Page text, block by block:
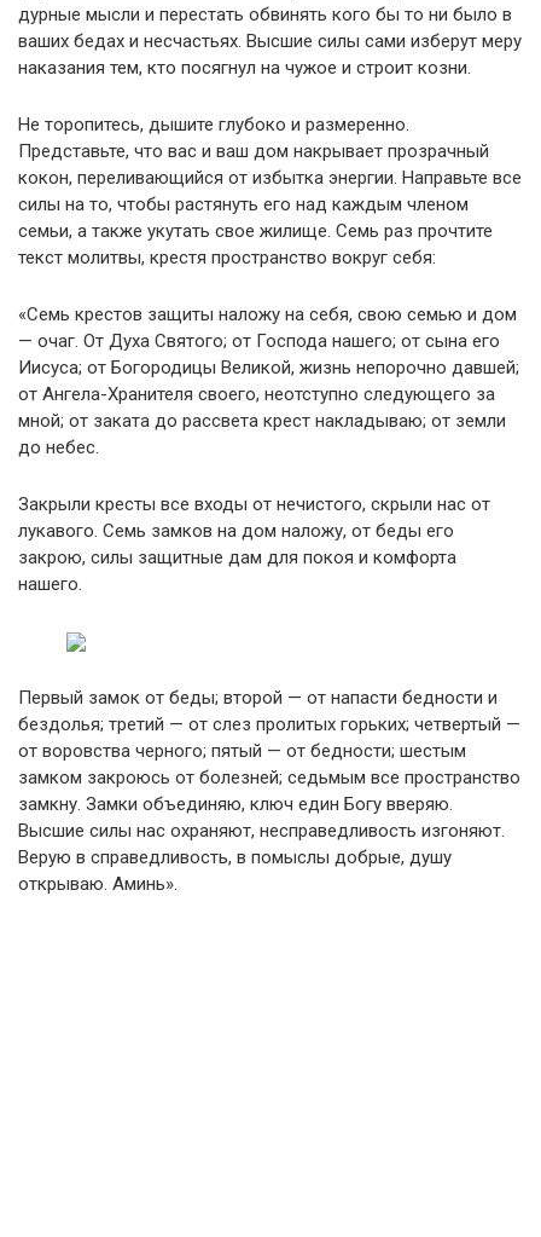
дурные мысли и перестать обвинять кого бы то ни было в
ваших бедах и несчастьях. Высшие силы сами изберут меру
наказания тем, кто посягнул на чужое и строит козни.
Не торопитесь, дышите глубоко и размеренно.
Представьте, что вас и ваш дом накрывает прозрачный
кокон, переливающийся от избытка энергии. Направьте все
силы на то, чтобы растянуть его над каждым членом
семьи, а также укутать свое жилище. Семь раз прочтите
текст молитвы, крестя пространство вокруг себя:
«Семь крестов защиты наложу на себя, свою семью и дом
— очаг. От Духа Святого; от Господа нашего; от сына его
Иисуса; от Богородицы Великой, жизнь непорочно давшей;
от Ангела-Хранителя своего, неотступно следующего за
мной; от заката до рассвета крест накладываю; от земли
до небес.
Закрыли кресты все входы от нечистого, скрыли нас от
лукавого. Семь замков на дом наложу, от беды его
закрою, силы защитные дам для покоя и комфорта
нашего.
Первый замок от беды; второй — от напасти бедности и
бездолья; третий — от слез пролитых горьких; четвертый —
от воровства черного; пятый — от бедности; шестым
замком закроюсь от болезней; седьмым все пространство
замкну. Замки объединяю, ключ един Богу вверяю.
Высшие силы нас охраняют, несправедливость изгоняют.
Верую в справедливость, в помыслы добрые, душу
открываю. Аминь».